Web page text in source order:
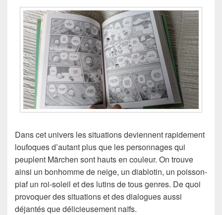
Dans cet univers les situations deviennent rapidement
loufoques d’autant plus que les personnages qui
peuplent Märchen sont hauts en couleur. On trouve
ainsi un bonhomme de neige, un diablotin, un poisson-
piaf un roi-soleil et des lutins de tous genres. De quoi
provoquer des situations et des dialogues aussi
déjantés que délicieusement naïfs.